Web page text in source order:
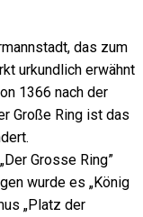
das zum
urkundlich erwähnt
1366 nach der
Große Ring ist das
Grosse Ring”
wurde es „König
„Platz der